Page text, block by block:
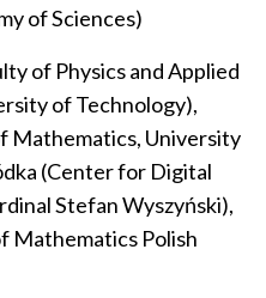
of Sciences)
of Physics and Applied
of Technology),
Mathematics, University
(Center for Digital
Stefan Wyszyński),
Mathematics Polish